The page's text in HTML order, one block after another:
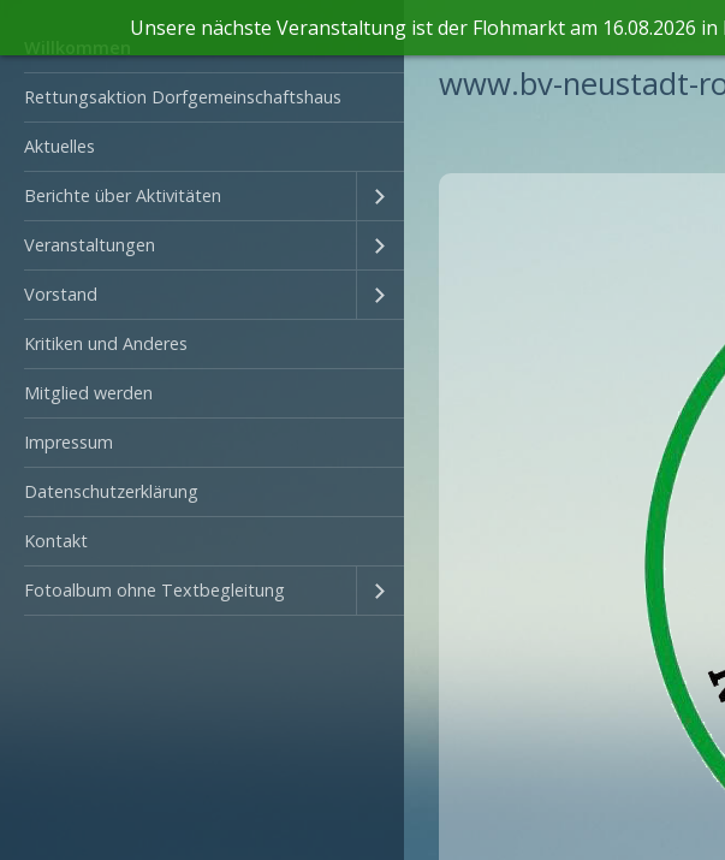
Rettungsaktion Dorfgemeinschaftshaus
Aktuelles
Berichte über Aktivitäten
Veranstaltungen
Vorstand
Kritiken und Anderes
Mitglied werden
Impressum
Datenschutzerklärung
Kontakt
Fotoalbum ohne Textbegleitung
Unsere nächste Veranstaltung ist der Flohmarkt am 16.08.2026
www.bv-neustadt-